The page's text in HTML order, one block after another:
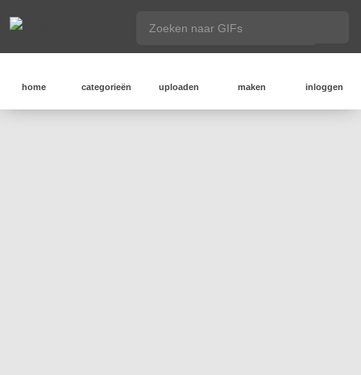
home categorieën uploaden maken inloggen